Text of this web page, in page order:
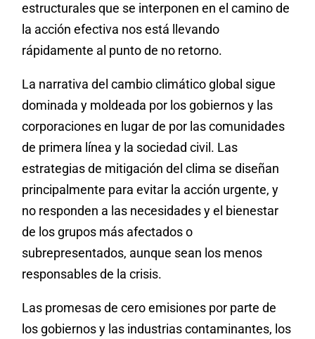
estructurales que se interponen en el camino de
la acción efectiva nos está llevando
rápidamente al punto de no retorno.
La narrativa del cambio climático global sigue
dominada y moldeada por los gobiernos y las
corporaciones en lugar de por las comunidades
de primera línea y la sociedad civil. Las
estrategias de mitigación del clima se diseñan
principalmente para evitar la acción urgente, y
no responden a las necesidades y el bienestar
de los grupos más afectados o
subrepresentados, aunque sean los menos
responsables de la crisis.
Las promesas de cero emisiones por parte de
los gobiernos y las industrias contaminantes, los